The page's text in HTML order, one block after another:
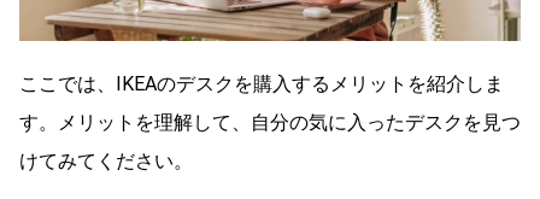
ここでは、IKEAのデスクを購入するメリットを紹介しま
す。メリットを理解して、自分の気に入ったデスクを見つ
けてみてください。